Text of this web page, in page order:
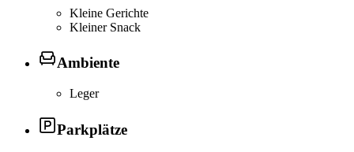
Kleine Gerichte
Kleiner Snack
Ambiente
Leger
Parkplätze